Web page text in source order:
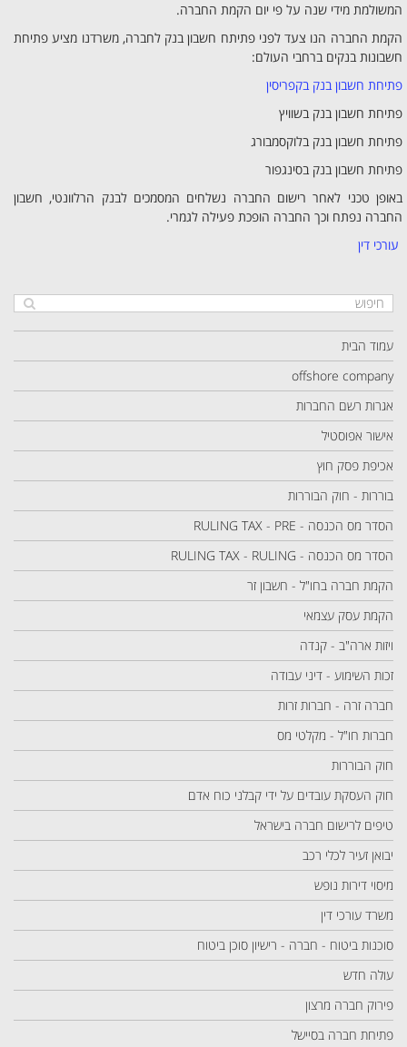
המשולמת מידי שנה על פי יום הקמת החברה.
הקמת החברה הנו צעד לפני פתיתח חשבון בנק לחברה, משרדנו מציע פתיחת
חשבונות בנקים ברחבי העולם:
פתיחת חשבון בנק בקפריסין
פתיחת חשבון בנק בשוויץ
פתיחת חשבון בנק בלוקסמבורג
פתיחת חשבון בנק בסינגפור
באופן טכני לאחר רישום החברה נשלחים המסמכים לבנק הרלוונטי, חשבון
החברה נפתח וכך החברה הופכת פעילה לגמרי.
עורכי דין
עמוד הבית
offshore company
אגרות רשם החברות
אישור אפוסטיל
אכיפת פסק חוץ
בוררות - חוק הבוררות
הסדר מס הכנסה - RULING TAX - PRE
הסדר מס הכנסה - RULING TAX - RULING
הקמת חברה בחו"ל - חשבון זר
הקמת עסק עצמאי
ויזות ארה"ב - קנדה
זכות השימוע - דיני עבודה
חברה זרה - חברות זרות
חברות חו"ל - מקלטי מס
חוק הבוררות
חוק העסקת עובדים על ידי קבלני כוח אדם
טיפים לרישום חברה בישראל
יבואן זעיר לכלי רכב
מיסוי דירות נופש
משרד עורכי דין
סוכנות ביטוח - חברה - רישיון סוכן ביטוח
עולה חדש
פירוק חברה מרצון
פתיחת חברה בסיישל